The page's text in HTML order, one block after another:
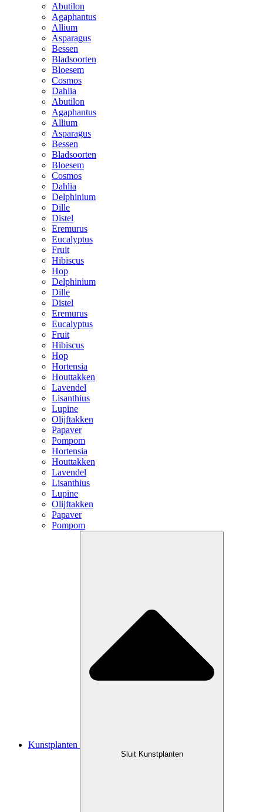
Abutilon
Agaphantus
Allium
Asparagus
Bessen
Bladsoorten
Bloesem
Cosmos
Dahlia
Abutilon
Agaphantus
Allium
Asparagus
Bessen
Bladsoorten
Bloesem
Cosmos
Dahlia
Delphinium
Dille
Distel
Eremurus
Eucalyptus
Fruit
Hibiscus
Hop
Delphinium
Dille
Distel
Eremurus
Eucalyptus
Fruit
Hibiscus
Hop
Hortensia
Houttakken
Lavendel
Lisanthius
Lupine
Olijftakken
Papaver
Pompom
Hortensia
Houttakken
Lavendel
Lisanthius
Lupine
Olijftakken
Papaver
Pompom
Kunstplanten
Sluit Kunstplanten